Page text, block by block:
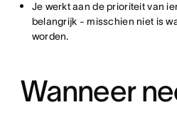
Je werkt aan de prioriteit van
belangrijk - misschien niet is
worden.
Wanneer